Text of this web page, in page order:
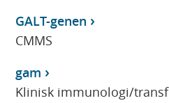
GALT-genen
CMMS
gam
Klinisk immunologi/